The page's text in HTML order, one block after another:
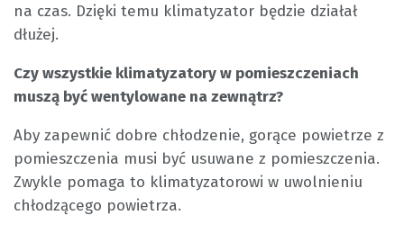
na czas. Dzięki temu klimatyzator będzie działał
dłużej.
Czy wszystkie klimatyzatory w pomieszczeniach
muszą być wentylowane na zewnątrz?
Aby zapewnić dobre chłodzenie, gorące powietrze z
pomieszczenia musi być usuwane z pomieszczenia.
Zwykle pomaga to klimatyzatorowi w uwolnieniu
chłodzącego powietrza.